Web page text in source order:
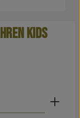
Kids
Wert ein oder